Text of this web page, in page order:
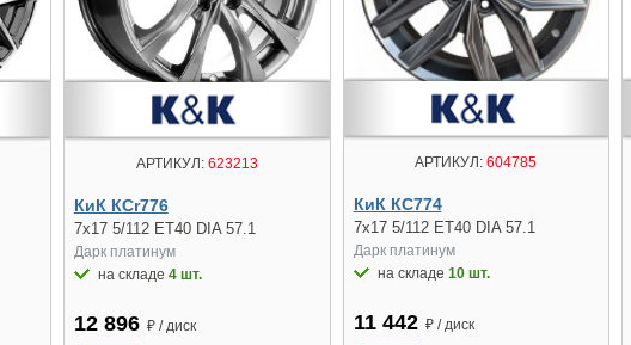
АРТИКУЛ:623213
КиК КСr776
7x17 5/112 ET40 DIA 57.1
Дарк платинум
на складе 4 шт.
12 896 ₽ / диск
АРТИКУЛ: 604785
КиК КС774
7x17 5/112 ET40 DIA 57.1
Дарк платинум
на складе 10 шт.
11 442 ₽ / диск